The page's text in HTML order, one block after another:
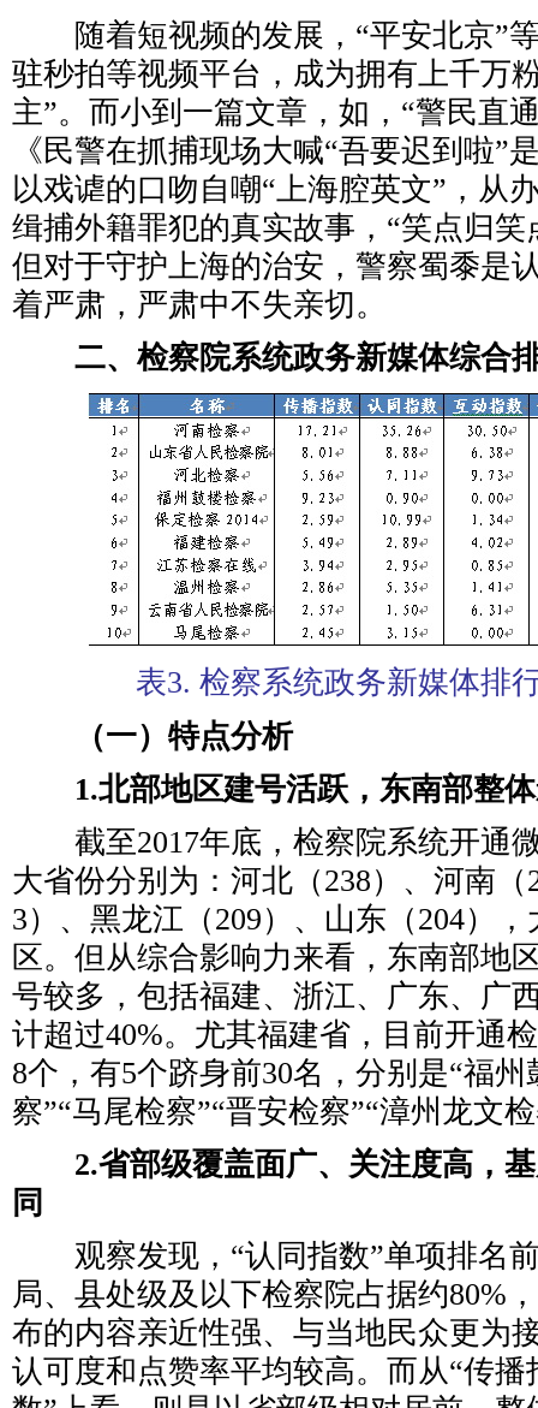
随着短视频的发展，“平安北京”
驻秒拍等视频平台，成为拥有上千万
主”。而小到一篇文章，如，“警民直
《民警在抓捕现场大喊“吾要迟到啦”
以戏谑的口吻自嘲“上海腔英文”，从
缉捕外籍罪犯的真实故事，“笑点归
但对于守护上海的治安，警察蜀黍是
着严肃，严肃中不失亲切。
二、检察院系统政务新媒体综合
表3. 检察系统政务新媒体排
（一）特点分析
1.北部地区建号活跃，东南部整
截至2017年底，检察院系统开通
大省份分别为：河北（238）、河南（
3）、黑龙江（209）、山东（204）
区。但从综合影响力来看，东南部地
号较多，包括福建、浙江、广东、广
计超过40%。尤其福建省，目前开通
8个，有5个跻身前30名，分别是“福州
察”“马尾检察”“晋安检察”“漳州龙文
2.省部级覆盖面广、关注度高，
同
观察发现，“认同指数”单项排名前
局、县处级及以下检察院占据约80%
布的内容亲近性强、与当地民众更为
认可度和点赞率平均较高。而从“传播